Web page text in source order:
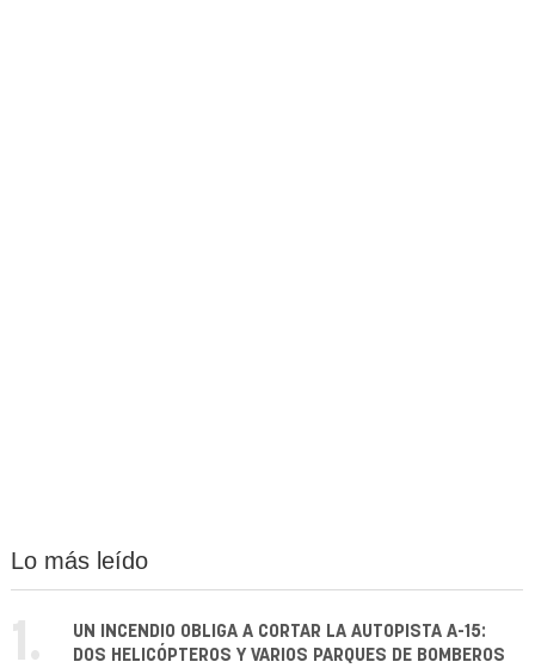
Lo más leído
1.
UN INCENDIO OBLIGA A CORTAR LA AUTOPISTA A-15:
DOS HELICÓPTEROS Y VARIOS PARQUES DE BOMBEROS